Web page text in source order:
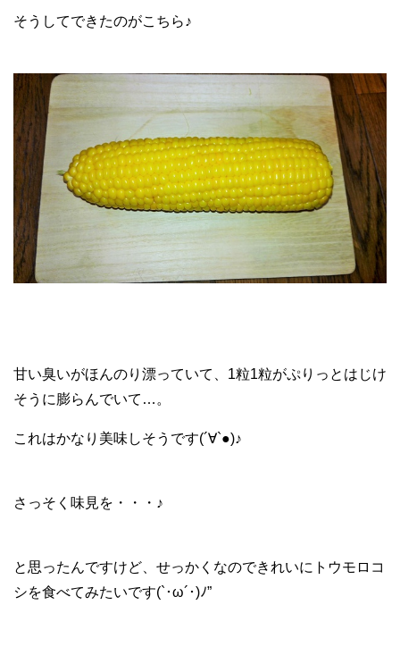
そうしてできたのがこちら♪
甘い臭いがほんのり漂っていて、1粒1粒がぷりっとはじけ
そうに膨らんでいて…。
これはかなり美味しそうです(´∀`●)♪
さっそく味見を・・・♪
と思ったんですけど、せっかくなのできれいにトウモロコ
シを食べてみたいです(`･ω´･)ﾉ”